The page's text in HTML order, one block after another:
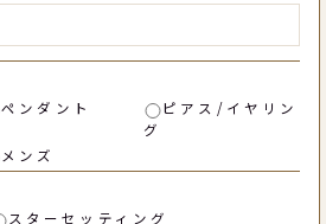
ペンダント
ピアス/イヤリン
グ
メンズ
スターセッティング